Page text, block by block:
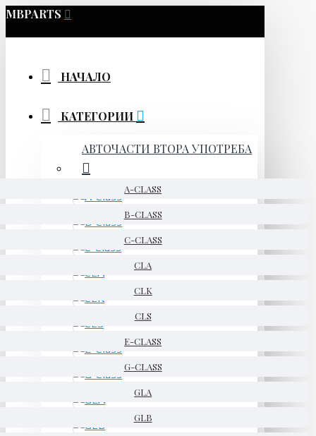
MBPARTS
НАЧАЛО
КАТЕГОРИИ
АВТОЧАСТИ ВТОРА УПОТРЕБА
A-CLASS
B-CLASS
C-CLASS
CLA
CLK
CLS
E-CLASS
G-CLASS
GLA
GLB